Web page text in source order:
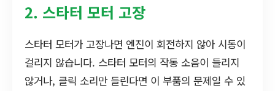
2. 스타터 모터 고장
스타터 모터가 고장나면 엔진이 회전하지 않아 시동이
걸리지 않습니다. 스타터 모터의 작동 소음이 들리지
않거나, 클릭 소리만 들린다면 이 부품의 문제일 수 있